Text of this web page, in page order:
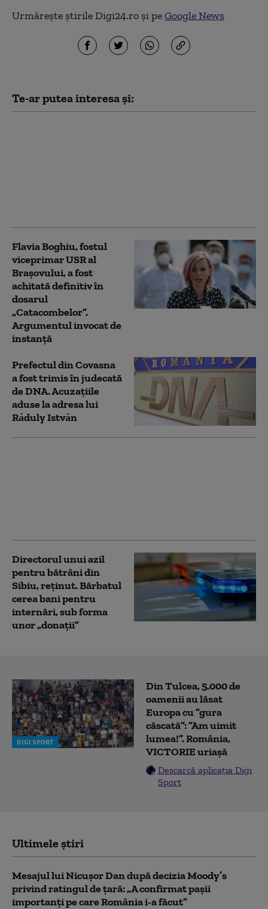
Urmărește știrile Digi24.ro și peGoogle News
Te-ar putea interesa și:
Flavia Boghiu, fostul
viceprimar USR al
Brașovului, a fost
achitată definitiv în
dosarul
„Catacombelor”.
Argumentul invocat de
instanță
Prefectul din Covasna
a fost trimis în judecată
de DNA. Acuzațiile
aduse la adresa lui
Ráduly István
Directorul unui azil
pentru bătrâni din
Sibiu, reținut. Bărbatul
cerea bani pentru
internări, sub forma
unor „donații”
DIGI SPORT
Din Tulcea, 5.000 de
oamenii au lăsat
Europa cu ”gura
căscată”: ”Am uimit
lumea!”. România,
VICTORIE uriașă
Descarcă aplicația Digi
Sport
Ultimele știri
Mesajul lui Nicușor Dan după decizia Moody’s
privind ratingul de țară: „A confirmat pașii
importanți pe care România i-a făcut”